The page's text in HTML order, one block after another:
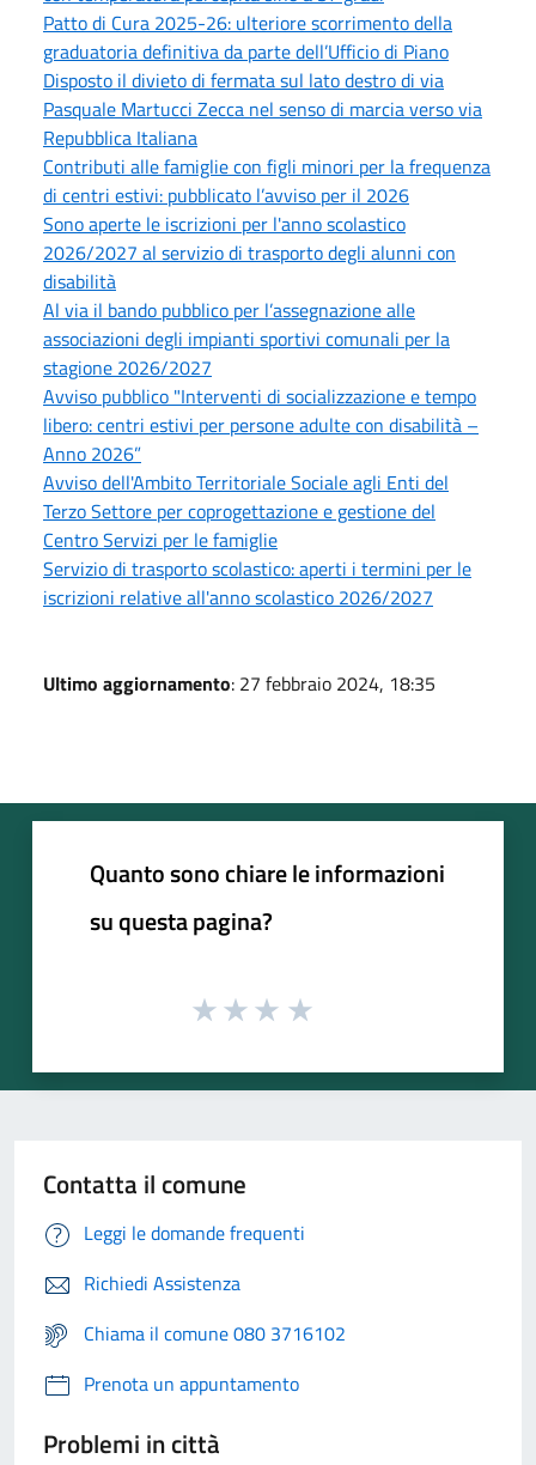
Patto di Cura 2025-26: ulteriore scorrimento della
graduatoria definitiva da parte dell’Ufficio di Piano
Disposto il divieto di fermata sul lato destro di via
Pasquale Martucci Zecca nel senso di marcia verso via
Repubblica Italiana
Contributi alle famiglie con figli minori per la frequenza
di centri estivi: pubblicato l’avviso per il 2026
Sono aperte le iscrizioni per l'anno scolastico
2026/2027 al servizio di trasporto degli alunni con
disabilità
Al via il bando pubblico per l’assegnazione alle
associazioni degli impianti sportivi comunali per la
stagione 2026/2027
Avviso pubblico "Interventi di socializzazione e tempo
libero: centri estivi per persone adulte con disabilità –
Anno 2026”
Avviso dell'Ambito Territoriale Sociale agli Enti del
Terzo Settore per coprogettazione e gestione del
Centro Servizi per le famiglie
Servizio di trasporto scolastico: aperti i termini per le
iscrizioni relative all'anno scolastico 2026/2027
Ultimo aggiornamento: 27 febbraio 2024, 18:35
Quanto sono chiare le informazioni
su questa pagina?
Contatta il comune
Leggi le domande frequenti
Richiedi Assistenza
Chiama il comune 080 3716102
Prenota un appuntamento
Problemi in città